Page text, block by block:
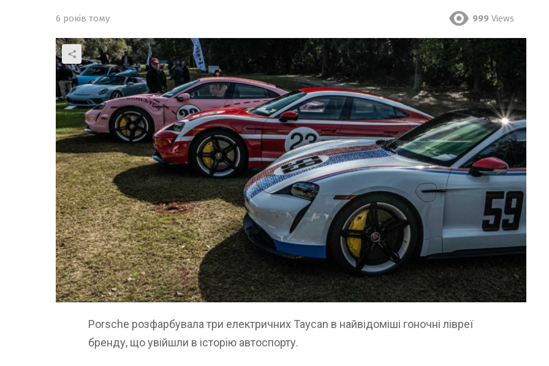
6 років тому 999 Views
Porsche розфарбувала три електричних Taycan в найвідоміші гоночні лівреї
бренду, що увійшли в історію автоспорту.